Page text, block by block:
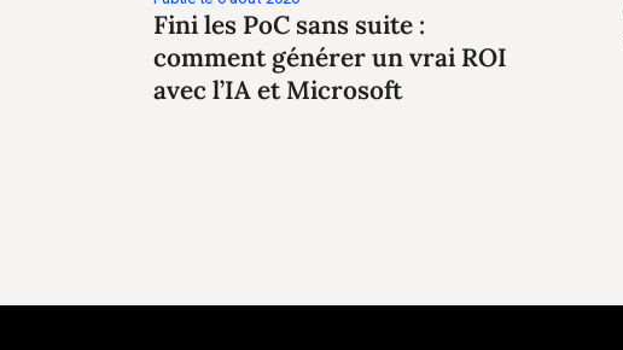
Fini les PoC sans suite :
comment générer un vrai ROI
avec l’IA et Microsoft